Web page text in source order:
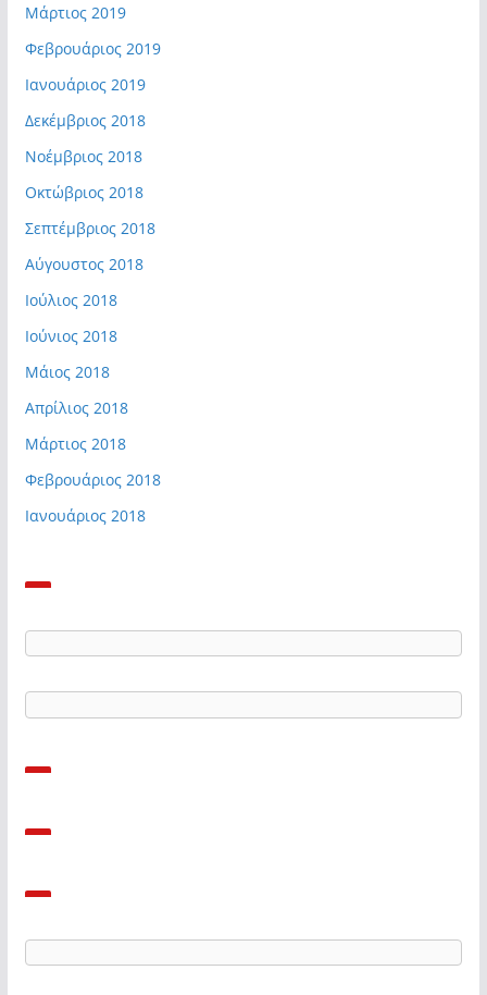
Μάρτιος 2019
Φεβρουάριος 2019
Ιανουάριος 2019
Δεκέμβριος 2018
Νοέμβριος 2018
Οκτώβριος 2018
Σεπτέμβριος 2018
Αύγουστος 2018
Ιούλιος 2018
Ιούνιος 2018
Μάιος 2018
Απρίλιος 2018
Μάρτιος 2018
Φεβρουάριος 2018
Ιανουάριος 2018